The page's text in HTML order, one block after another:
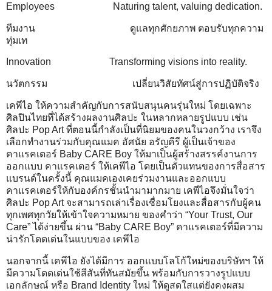
Employees Naturing talent, valuing dedication.
ทีมงาน ดูแลทุกศักยภาพ ตอบรับทุกความ
ทุ่มเท
Innovation Transforming visions into reality.
นวัตกรรม เปลี่ยนวิสัยทัศน์สู่การปฏิบัติจริง
เคพีไอ ให้ความสำคัญกับการสนับสนุนคนรุ่นใหม่ โดยเฉพาะ
ศิลปินไทยที่ได้สร้างผลงานศิลปะ ในหลากหลายรูปแบบ เช่น
ศิลปะ Pop Art ที่ตอนนี้กำลังเป็นที่นิยมของคนในวงกว้าง เราจึง
เลือกทำงานร่วมกับคุณแมค อัศนัย อรัญคีรี ผู้เป็นเจ้าของ
คาแรคเตอร์ Baby CARE Boy ให้มาเป็นผู้สร้างสรรค์งานการ
ออกแบบ คาแรคเตอร์ ให้เคพีไอ โดยเป็นตัวแทนของการสื่อสาร
แบรนด์ในครั้งนี้ คุณแมคเองเคยร่วมงานและออกแบบ
คาแรคเตอร์ให้กับองค์กรชั้นนำมามากมาย เคพีไอจึงมั่นใจว่า
ศิลปะ Pop Art จะสามารถเล่าเรื่องเชื่อมโยงและสื่อสารกับผู้คน
ทุกเพศทุกวัยให้เข้าใจความหมาย ของคำว่า “Your Trust, Our
Care” ได้ง่ายขึ้น ผ่าน “Baby CARE Boy” คาแรคเตอร์ที่มีความ
น่ารักโดดเด่นในแบบของ เคพีไอ
นอกจากนี้ เคพีไอ ยังได้มีการ ออกแบบโลโก้ใหม่ของบริษัทฯ ให้
มีความโดดเด่นใช้สีสันที่ทันสมัยขึ้น พร้อมกับการวางรูปแบบ
เอกลักษณ์ หรือ Brand Identity ใหม่ ให้ดูสดใสแต่ยังคงผสม